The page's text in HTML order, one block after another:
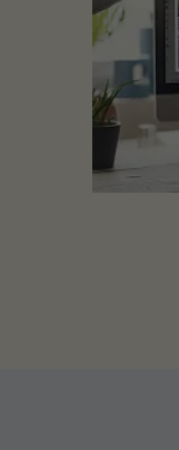
Modulhöhe (Oberkante)